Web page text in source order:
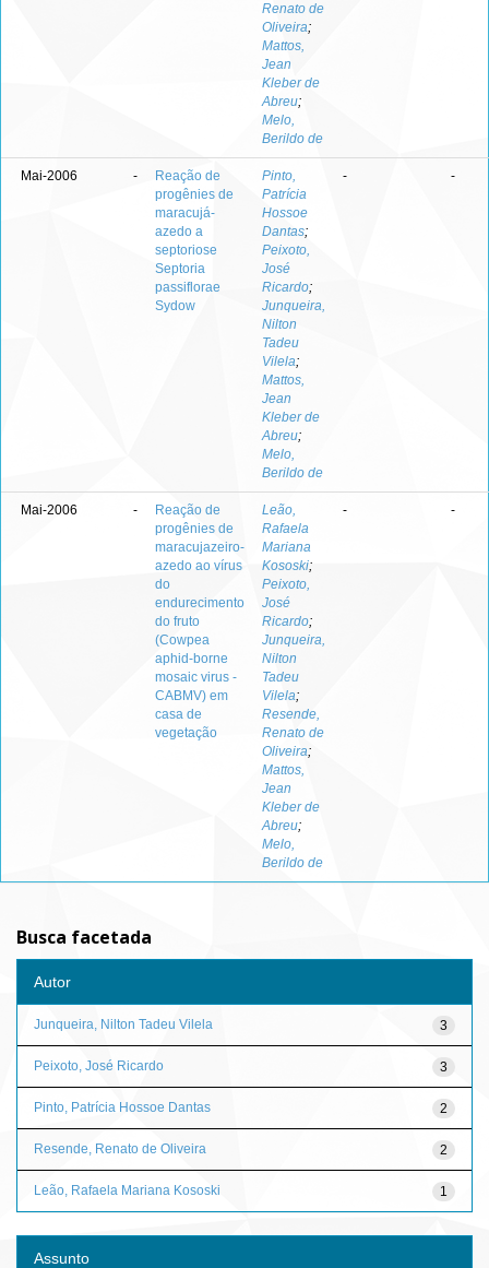
Renato de
Oliveira;
Mattos,
Jean
Kleber de
Abreu;
Melo,
Berildo de
Mai-2006 -
Reação de
progênies de
maracujá-
azedo a
septoriose
Septoria
passiflorae
Sydow
Pinto,
Patrícia
Hossoe
Dantas;
Peixoto,
José
Ricardo;
Junqueira,
Nilton
Tadeu
Vilela;
Mattos,
Jean
Kleber de
Abreu;
Melo,
Berildo de
- -
Mai-2006 -
Reação de
progênies de
maracujazeiro-
azedo ao vírus
do
endurecimento
do fruto
(Cowpea
aphid-borne
mosaic virus -
CABMV) em
casa de
vegetação
Leão,
Rafaela
Mariana
Kososki;
Peixoto,
José
Ricardo;
Junqueira,
Nilton
Tadeu
Vilela;
Resende,
Renato de
Oliveira;
Mattos,
Jean
Kleber de
Abreu;
Melo,
Berildo de
- -
Busca facetada
Autor
3
Junqueira, Nilton Tadeu Vilela
3
Peixoto, José Ricardo
2
Pinto, Patrícia Hossoe Dantas
2
Resende, Renato de Oliveira
1
Leão, Rafaela Mariana Kososki
Assunto